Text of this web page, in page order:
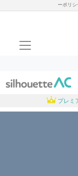
ーポリシ
プレミ